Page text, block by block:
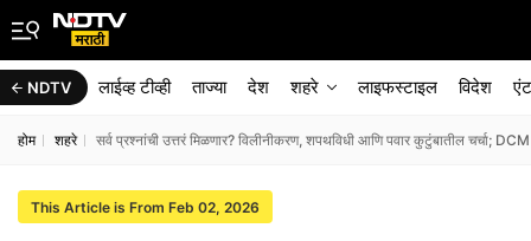
NDTV लाईव्ह टीव्ही ताज्या देश शहरे लाइफस्टाइल विदेश
होम शहरे सर्व प्रश्नांची उत्तरं मिळणार? विलीनीकरण, शपथविधी आणि पवार कुटुंबातील चर्चा;
This Article is From Feb 02, 2026